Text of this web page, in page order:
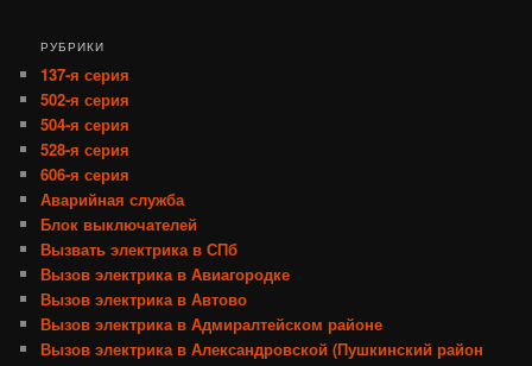
РУБРИКИ
137-я серия
502-я серия
504-я серия
528-я серия
606-я серия
Аварийная служба
Блок выключателей
Вызвать электрика в СПб
Вызов электрика в Авиагородке
Вызов электрика в Автово
Вызов электрика в Адмиралтейском районе
Вызов электрика в Александровской (Пушкинский район